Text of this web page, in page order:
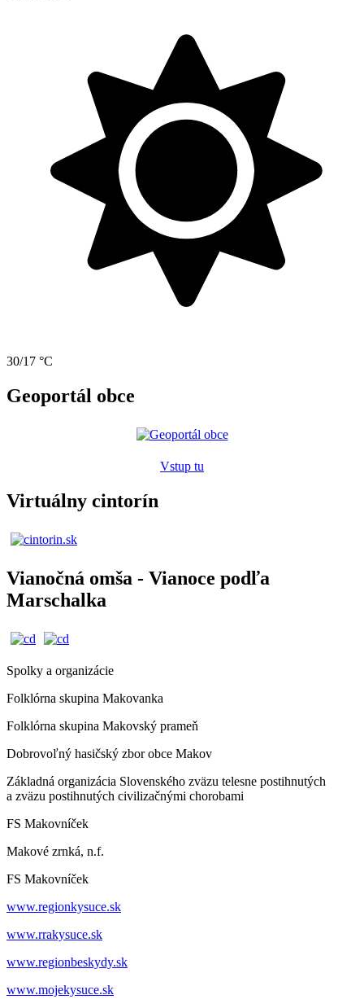
30/17 °C
Geoportál obce
Vstup tu
Virtuálny cintorín
Vianočná omša - Vianoce podľa
Marschalka
Spolky a organizácie
Folklórna skupina Makovanka
Folklórna skupina Makovský prameň
Dobrovoľný hasičský zbor obce Makov
Základná organizácia Slovenského zväzu telesne postihnutých
a zväzu postihnutých civilizačnými chorobami
FS Makovníček
Makové zrnká, n.f.
FS Makovníček
www.regionkysuce.sk
www.rrakysuce.sk
www.regionbeskydy.sk
www.mojekysuce.sk